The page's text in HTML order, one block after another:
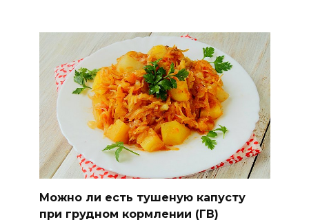
Можно ли есть тушеную капусту
при грудном кормлении (ГВ)